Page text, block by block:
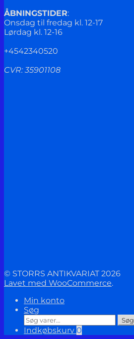
ÅBNINGSTIDER:
Onsdag til fredag kl. 12-17
Lørdag kl. 12-16
+4542340520
CVR: 35901108
© STORRS ANTIKVARIAT 2026
Lavet med WooCommerce.
Min konto
Søg
Søg
efter:
Søg
Indkøbskurv 0